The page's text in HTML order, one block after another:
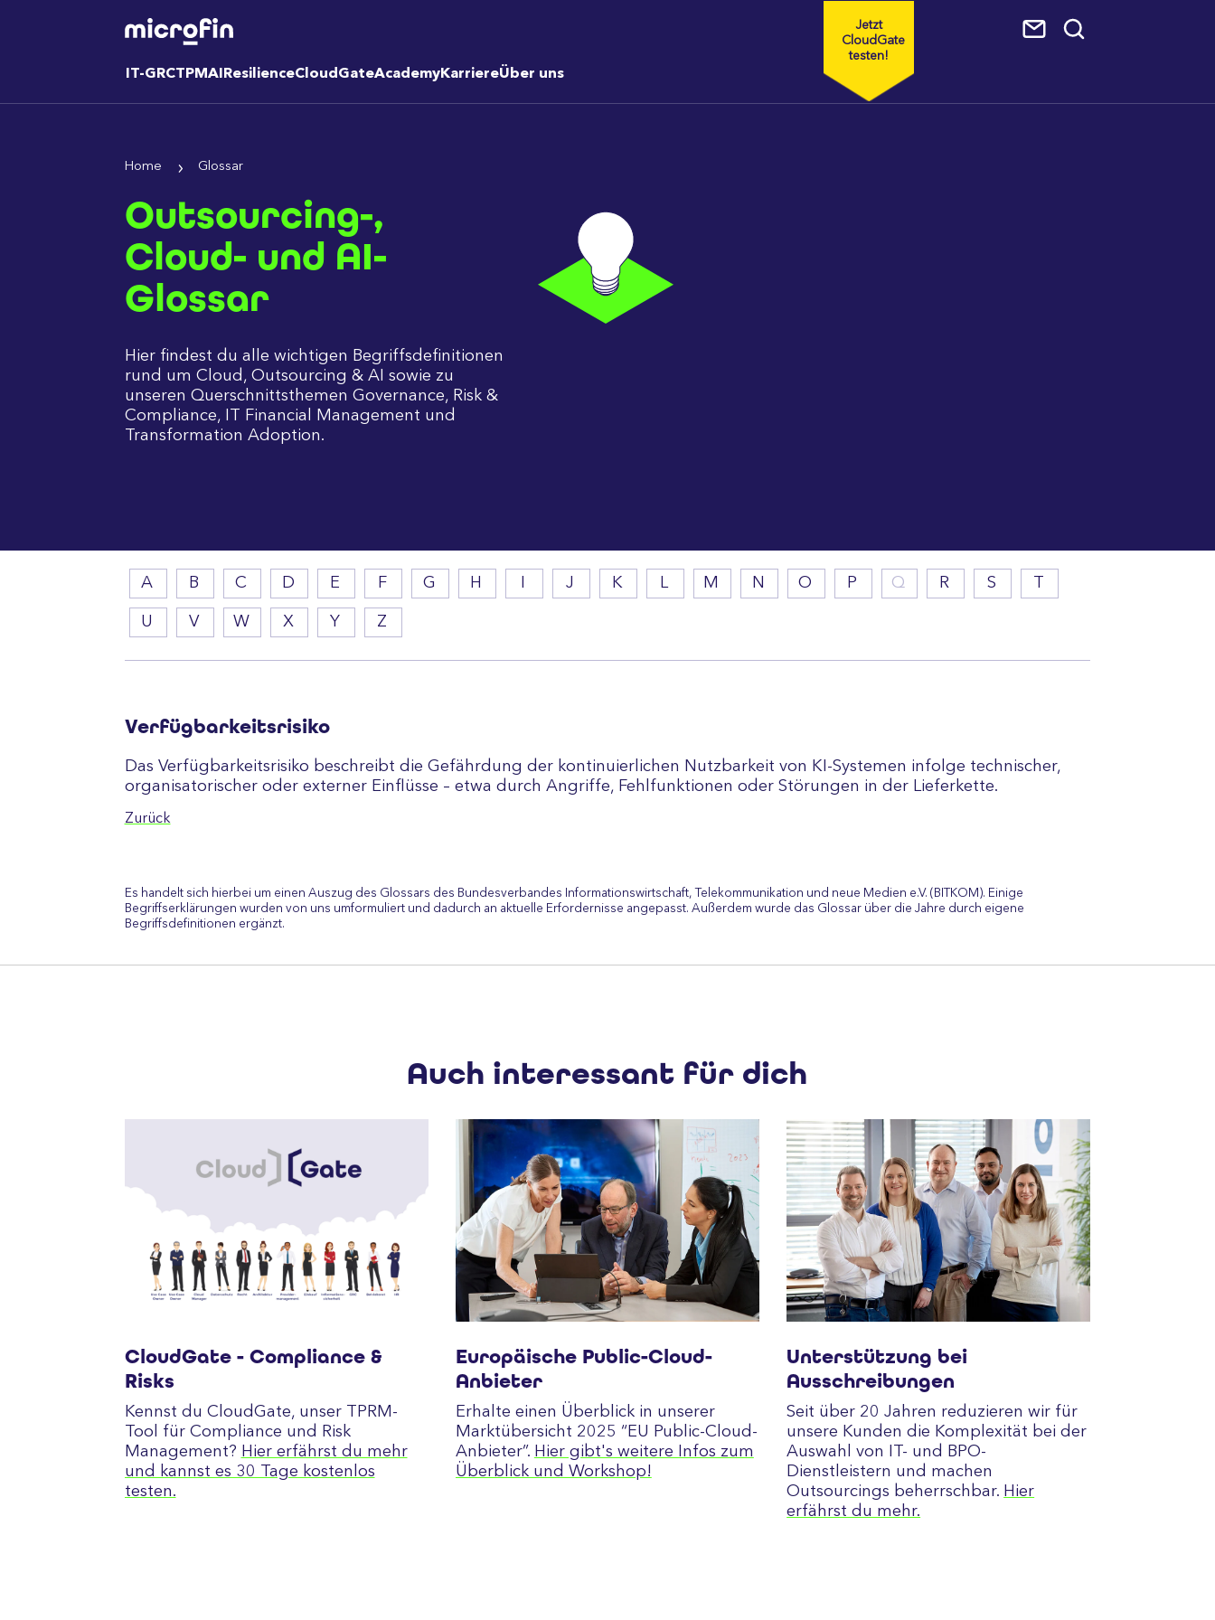
Jetzt
CloudGate
testen!
IT-GRCTPMAI ResilienceCloudGateAcademyKarriereÜber uns
Home Glossar
Outsourcing-,
Cloud- und AI-
Glossar
Hier findest du alle wichtigen Begriffsdefinitionen
rund um Cloud, Outsourcing & AI sowie zu
unseren Querschnittsthemen Governance, Risk &
Compliance, IT Financial Management und
Transformation Adoption.
A B C D E F G H J K L M N O P Q R S
U V W X Y Z
Verfügbarkeitsrisiko
Das Verfügbarkeitsrisiko beschreibt die Gefährdung der kontinuierlichen Nutzbarkeit von KI-Systemen infolge technischer,
organisatorischer oder externer Einflüsse – etwa durch Angriffe, Fehlfunktionen oder Störungen in der Lieferkette.
Zurück
Es handelt sich hierbei um einen Auszug des Glossars des Bundesverbandes Informationswirtschaft, Telekommunikation und neue Medien e.V. (BITKOM). Einige
Begriffserklärungen wurden von uns umformuliert und dadurch an aktuelle Erfordernisse angepasst. Außerdem wurde das Glossar über die Jahre durch eigene
Begriffsdefinitionen ergänzt.
Auch interessant für dich
CloudGate - Compliance &
Risks
Kennst du CloudGate, unser TPRM-
Tool für Compliance und Risk
Management? Hier erfährst du mehr
und kannst es 30 Tage kostenlos
testen.
Europäische Public-Cloud-
Anbieter
Erhalte einen Überblick in unserer
Marktübersicht 2025 “EU Public-Cloud-
Anbieter”. Hier gibt's weitere Infos zum
Überblick und Workshop!
Unterstützung bei
Ausschreibungen
Seit über 20 Jahren reduzieren wir für
unsere Kunden die Komplexität bei der
Auswahl von IT- und BPO-
Dienstleistern und machen
Outsourcings beherrschbar. Hier
erfährst du mehr.